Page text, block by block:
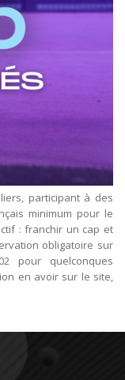
participant à des
minimum pour le
: franchir un cap et
obligatoire sur
pour quelconques
en avoir sur le site,